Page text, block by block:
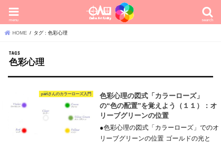
search
menu
HOME タグ : 色彩心理
色彩心理
pariさんのカラーローズ入門
色彩心理の図式「カラーローズ」
の“色の配置”を覚えよう（１１）：オ
リーブグリーンの位置
●色彩心理の図式「カラーローズ」でのオ
リーブグリーンの位置 ゴールドの光と